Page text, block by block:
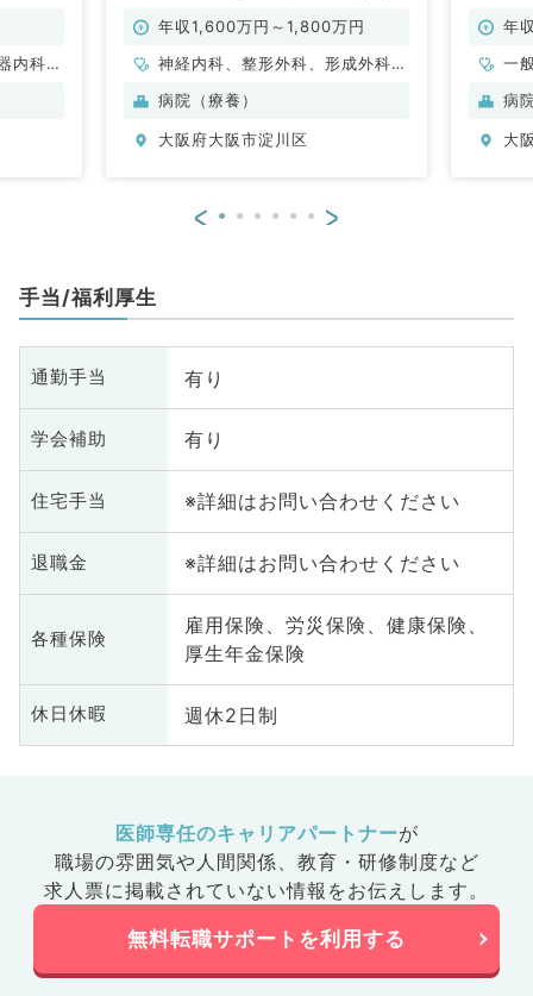
内科、
年収1,600万円～1,800万円
神経内科、整形外科、形成外科、
脳神経外科、呼吸器外科、心臓血
環器内科、呼吸器内科、消化器内
全般、一般外科、消化器外科、乳
病院（療養）
大阪府大阪市淀川区
科／常
年
一
病
大
< >
手当/福利厚生
通勤手当 有り
学会補助 有り
住宅手当 ※詳細はお問い合わせください
退職金 ※詳細はお問い合わせください
各種保険
雇用保険、労災保険、健康保険、
厚生年金保険
休日休暇 週休2日制
医師専任のキャリアパートナーが
職場の雰囲気や人間関係、 教育・研修制度など
求人票に掲載されていない情報をお伝えします。
無料転職サポートを利用する